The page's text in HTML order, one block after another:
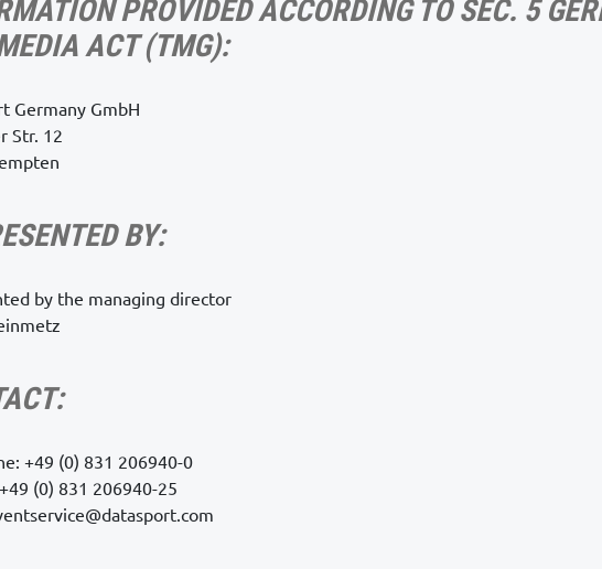
PROVIDED ACCORDING TO SEC. 5
ACT (TMG):
Germany GmbH
Str. 12
BY:
by the managing director
+49 (0) 831 206940-0
(0) 831 206940-25